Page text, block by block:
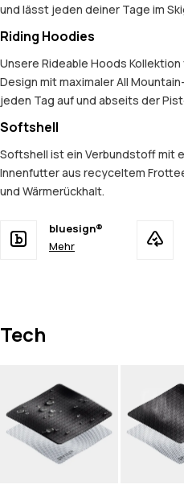
und lässt jeden deiner Tage im
Riding Hoodies
Unsere Rideable Hoods
Design mit maximaler All
jeden Tag auf und abseits der
Softshell
Softshell ist ein Verbundstoff mit
Innenfutter aus recyceltem
und Wärmerückhalt.
bluesign®
Mehr
Tech